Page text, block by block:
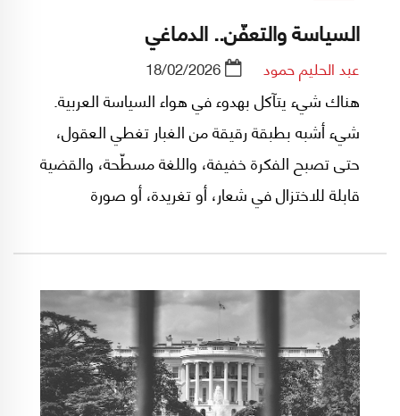
السياسة والتعفّن.. الدماغي
عبد الحليم حمود 18/02/2026
هناك شيء يتآكل بهدوء في هواء السياسة العربية.
شيء أشبه بطبقة رقيقة من الغبار تغطي العقول،
حتى تصبح الفكرة خفيفة، واللغة مسطّحة، والقضية
قابلة للاختزال في شعار، أو تغريدة، أو صورة